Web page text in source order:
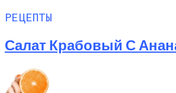
РЕЦЕПТЫ
Салат Крабовый С